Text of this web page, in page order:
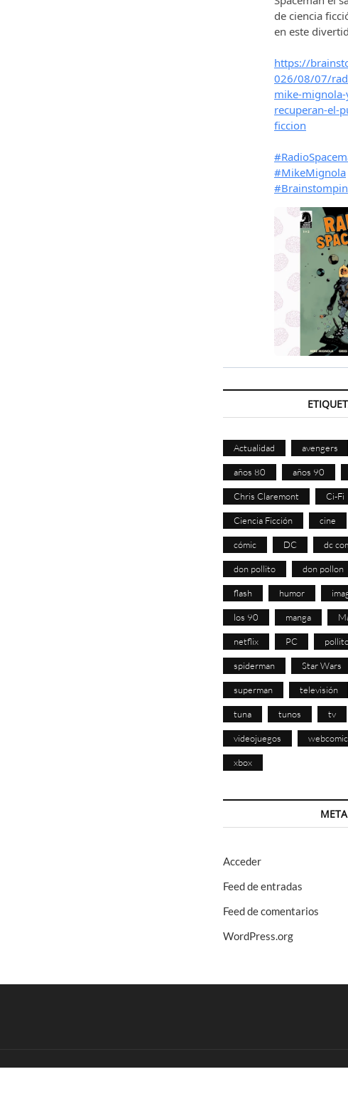
Actualidad avengers
años 80 años 90
Chris Claremont Ci-Fi
Ciencia Ficción cine
cómic DC dc
don pollito don pollon
flash humor
los 90 manga
netflix PC
spiderman Star Wars
superman televisión
tuna tunos tv
videojuegos
xbox
META
Acceder
Feed de entradas
Feed de comentarios
WordPress.org